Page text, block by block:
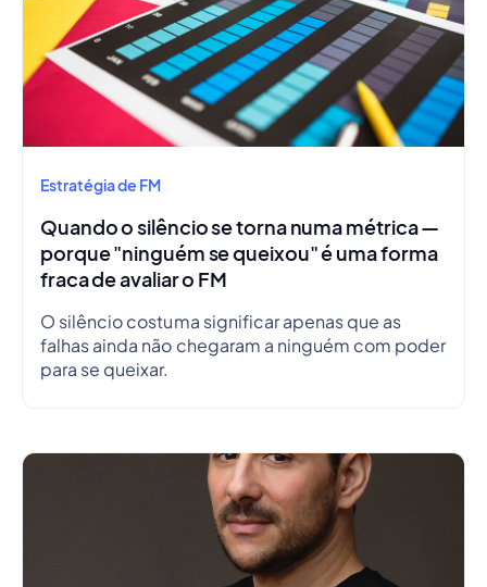
Estratégia de FM
Quando o silêncio se torna numa métrica —
porque "ninguém se queixou" é uma forma
fraca de avaliar o FM
O silêncio costuma significar apenas que as
falhas ainda não chegaram a ninguém com poder
para se queixar.